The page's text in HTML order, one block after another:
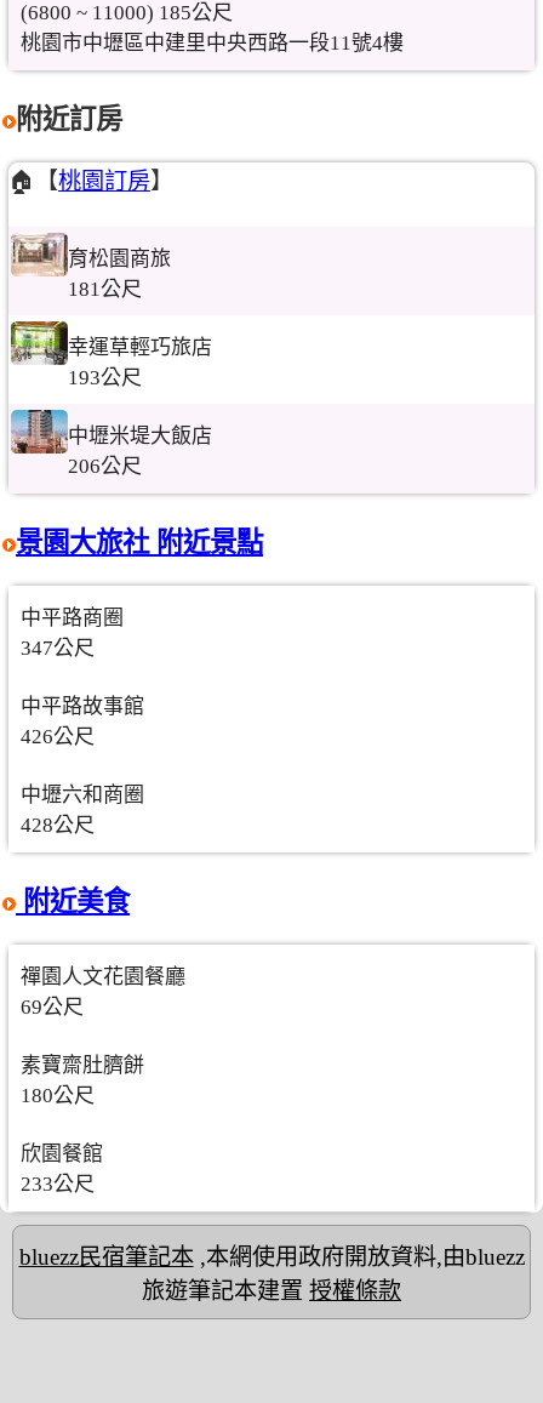
(6800 ~ 11000) 185公尺
桃園市中壢區中建里中央西路一段11號4樓
附近訂房
🏠【桃園訂房】
育松園商旅
181公尺
幸運草輕巧旅店
193公尺
中壢米堤大飯店
206公尺
景園大旅社 附近景點
中平路商圈
347公尺
中平路故事館
426公尺
中壢六和商圈
428公尺
附近美食
禪園人文花園餐廳
69公尺
素寶齋肚臍餅
180公尺
欣園餐館
233公尺
bluezz民宿筆記本,本網使用政府開放資料,由bluezz
旅遊筆記本建置 授權條款